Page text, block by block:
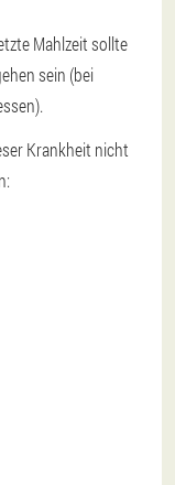
Mahlzeit sollte
sein (bei
Krankheit nicht